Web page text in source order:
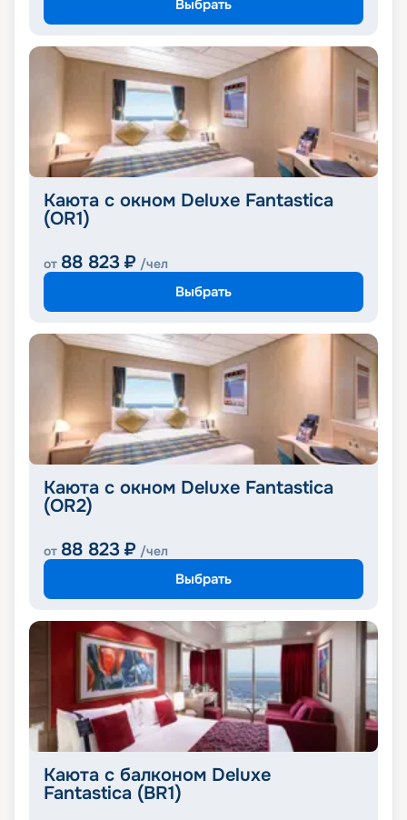
Выбрать
Каюта с окном Deluxe Fantastica
(OR1)
от 88 823 ₽ /чел
Выбрать
Каюта с окном Deluxe Fantastica
(OR2)
от 88 823 ₽ /чел
Выбрать
Каюта с балконом Deluxe
Fantastica (BR1)